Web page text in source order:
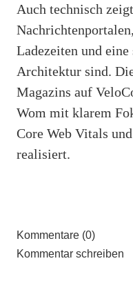
Auch technisch
Ladezeiten und
Architektur sind.
Magazins auf
Wom mit klarem
Core Web Vitals
realisiert.
Kommentare (0)
Kommentar schreiben